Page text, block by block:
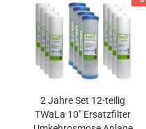
2 Jahre Set 12-teilig
TWaLa 10" Ersatzfilter